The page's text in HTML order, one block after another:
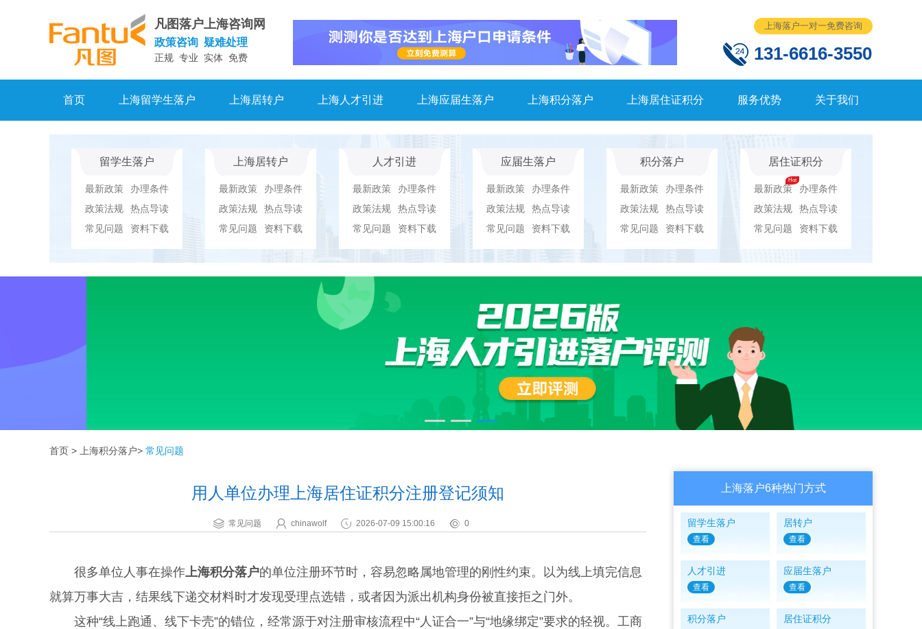
凡图落户上海咨询网
政策咨询 疑难处理
正规 专业 实体 免费
上海落户一对一免费咨询
131-6616-3550
首页 上海留学生落户 上海居转户 上海人才引进 上海应届生落户 上海积分落户 上海居住证积分 服务优势 关于我们
留学生落户
最新政策
办理条件
政策法规
热点导读
常见问题
资料下载
上海居转户
最新政策
办理条件
政策法规
热点导读
常见问题
资料下载
人才引进
最新政策
办理条件
政策法规
热点导读
常见问题
资料下载
应届生落户
最新政策
办理条件
政策法规
热点导读
常见问题
资料下载
积分落户
最新政策
办理条件
政策法规
热点导读
常见问题
资料下载
居住证积分
最新政策
办理条件
政策法规
热点导读
常见问题
资料下载
首页 > 上海积分落户> 常见问题
用人单位办理上海居住证积分注册登记须知
常见问题 chinawolf 2026-07-09 15:00:16 0
很多单位人事在操作上海积分落户的单位注册环节时，容易忽略属地管理的刚性约束。以为线上填完信息
就算万事大吉，结果线下递交材料时才发现受理点选错，或者因为派出机构身份被直接拒之门外。
这种“线上跑通、线下卡壳”的错位，经常源于对注册审核流程中“人证合一”与“地缘绑定”要求的轻视。工商
上海落户6种热门方式
留学生落户
查看
居转户
查看
人才引进
查看
应届生落户
查看
积分落户 居住证积分